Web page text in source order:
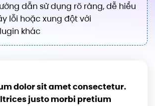
dolor sit amet consectetur.
justo morbi pretium
dẫn sử dụng rõ ràng, dễ hiểu
lỗi hoặc xung đột với
khác